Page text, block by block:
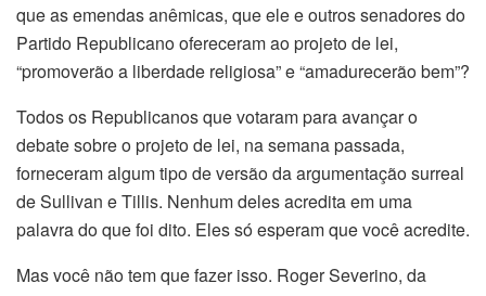
que as emendas anêmicas, que ele e outros senadores do
Partido Republicano ofereceram ao projeto de lei,
“promoverão a liberdade religiosa” e “amadurecerão bem”?
Todos os Republicanos que votaram para avançar o
debate sobre o projeto de lei, na semana passada,
forneceram algum tipo de versão da argumentação surreal
de Sullivan e Tillis. Nenhum deles acredita em uma
palavra do que foi dito. Eles só esperam que você acredite.
Mas você não tem que fazer isso. Roger Severino, da